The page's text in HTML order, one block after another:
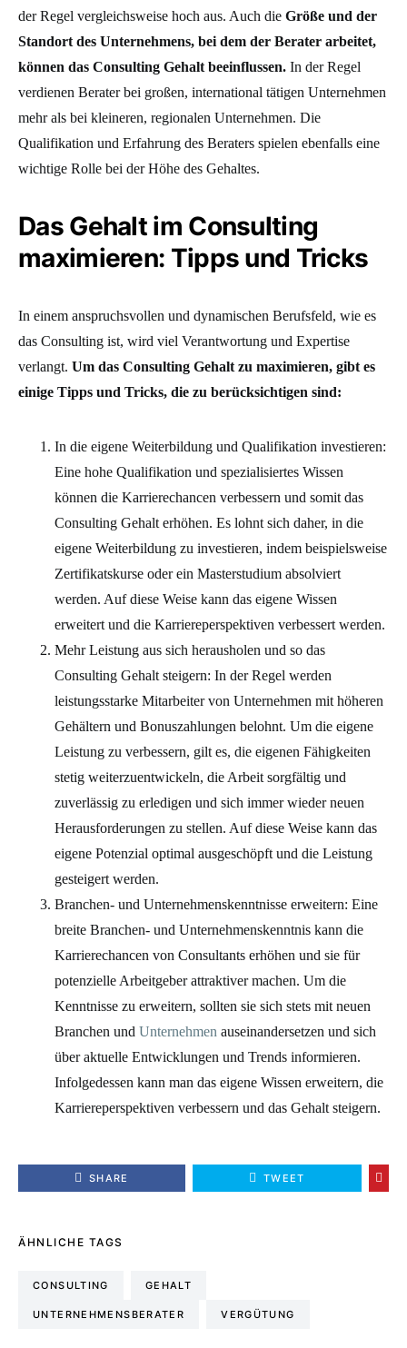
der Regel vergleichsweise hoch aus. Auch die Größe und der
Standort des Unternehmens, bei dem der Berater arbeitet,
können das Consulting Gehalt beeinflussen. In der Regel
verdienen Berater bei großen, international tätigen Unternehmen
mehr als bei kleineren, regionalen Unternehmen. Die
Qualifikation und Erfahrung des Beraters spielen ebenfalls eine
wichtige Rolle bei der Höhe des Gehaltes.
Das Gehalt im Consulting
maximieren: Tipps und Tricks
In einem anspruchsvollen und dynamischen Berufsfeld, wie es
das Consulting ist, wird viel Verantwortung und Expertise
verlangt. Um das Consulting Gehalt zu maximieren, gibt es
einige Tipps und Tricks, die zu berücksichtigen sind:
In die eigene Weiterbildung und Qualifikation investieren:
Eine hohe Qualifikation und spezialisiertes Wissen
können die Karrierechancen verbessern und somit das
Consulting Gehalt erhöhen. Es lohnt sich daher, in die
eigene Weiterbildung zu investieren, indem beispielsweise
Zertifikatskurse oder ein Masterstudium absolviert
werden. Auf diese Weise kann das eigene Wissen
erweitert und die Karriereperspektiven verbessert werden.
Mehr Leistung aus sich herausholen und so das
Consulting Gehalt steigern: In der Regel werden
leistungsstarke Mitarbeiter von Unternehmen mit höheren
Gehältern und Bonuszahlungen belohnt. Um die eigene
Leistung zu verbessern, gilt es, die eigenen Fähigkeiten
stetig weiterzuentwickeln, die Arbeit sorgfältig und
zuverlässig zu erledigen und sich immer wieder neuen
Herausforderungen zu stellen. Auf diese Weise kann das
eigene Potenzial optimal ausgeschöpft und die Leistung
gesteigert werden.
Branchen- und Unternehmenskenntnisse erweitern: Eine
breite Branchen- und Unternehmenskenntnis kann die
Karrierechancen von Consultants erhöhen und sie für
potenzielle Arbeitgeber attraktiver machen. Um die
Kenntnisse zu erweitern, sollten sie sich stets mit neuen
Branchen und Unternehmen auseinandersetzen und sich
über aktuelle Entwicklungen und Trends informieren.
Infolgedessen kann man das eigene Wissen erweitern, die
Karriereperspektiven verbessern und das Gehalt steigern.
SHARE TWEET
ÄHNLICHE TAGS
CONSULTING GEHALT
UNTERNEHMENSBERATER VERGÜTUNG